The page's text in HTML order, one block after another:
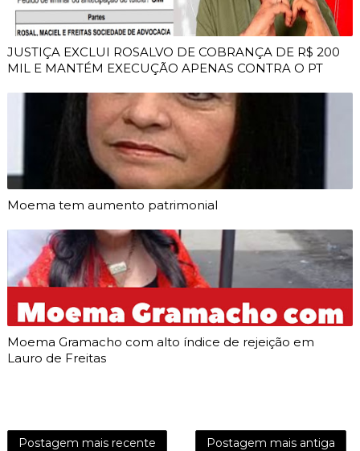
JUSTIÇA EXCLUI ROSALVO DE COBRANÇA DE R$ 200
MIL E MANTÉM EXECUÇÃO APENAS CONTRA O PT
Moema tem aumento patrimonial
Moema Gramacho com alto índice de rejeição em
Lauro de Freitas
Postagem mais recente Postagem mais antiga